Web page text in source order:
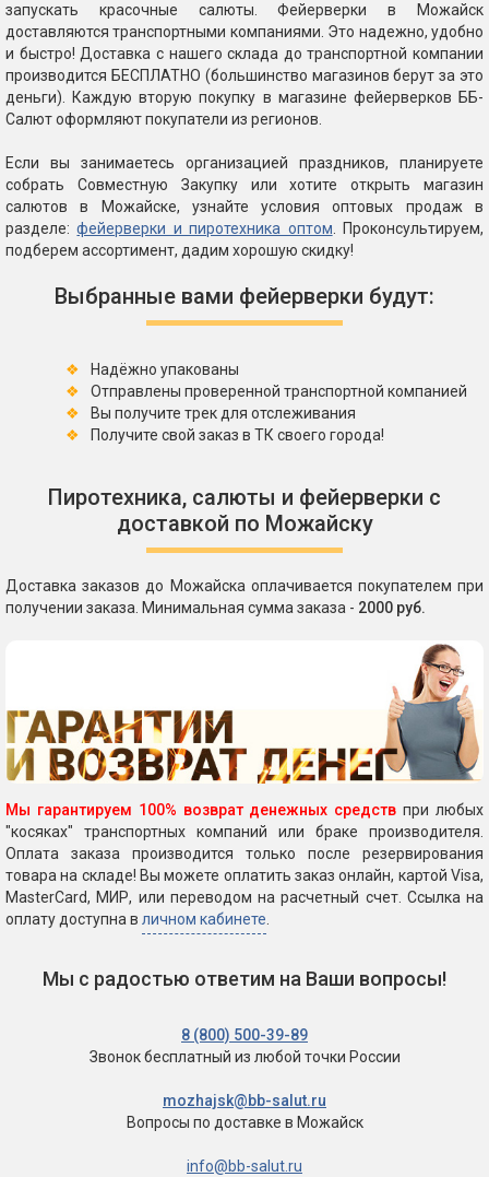
запускать красочные салюты. Фейерверки в Можайск
доставляются транспортными компаниями. Это надежно, удобно
и быстро! Доставка с нашего склада до транспортной компании
производится БЕСПЛАТНО (большинство магазинов берут за это
деньги). Каждую вторую покупку в магазине фейерверков ББ-
Салют оформляют покупатели из регионов.
Если вы занимаетесь организацией праздников, планируете
собрать Совместную Закупку или хотите открыть магазин
салютов в Можайске, узнайте условия оптовых продаж в
разделе:фейерверки и пиротехника оптом. Проконсультируем,
подберем ассортимент, дадим хорошую скидку!
Выбранные вами фейерверки будут:
Надёжно упакованы
Отправлены проверенной транспортной компанией
Вы получите трек для отслеживания
Получите свой заказ в ТК своего города!
Пиротехника, салюты и фейерверки с
доставкой по Можайску
Доставка заказов до Можайска оплачивается покупателем при
получении заказа. Минимальная сумма заказа - 2000 руб.
Мы гарантируем 100% возврат денежных средств при любых
"косяках" транспортных компаний или браке производителя.
Оплата заказа производится только после резервирования
товара на складе! Вы можете оплатить заказ онлайн, картой Visa,
MasterCard, МИР, или переводом на расчетный счет. Ссылка на
оплату доступна в личном кабинете.
Мы с радостью ответим на Ваши вопросы!
8 (800) 500-39-89
Звонок бесплатный из любой точки России
mozhajsk@bb-salut.ru
Вопросы по доставке в Можайск
info@bb-salut.ru